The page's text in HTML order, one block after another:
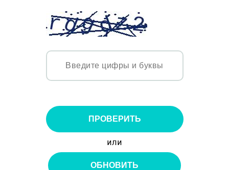
ПРОВЕРИТЬ
или
ОБНОВИТЬ